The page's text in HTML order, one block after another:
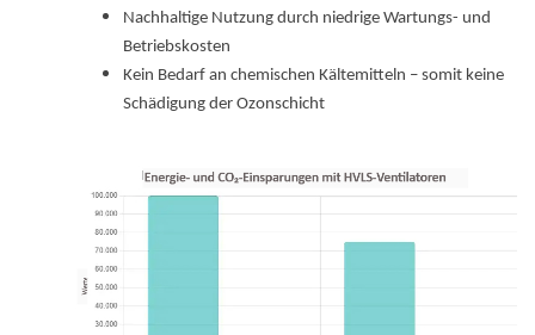
Nachhaltige Nutzung durch niedrige Wartungs- und
Betriebskosten
Kein Bedarf an chemischen Kältemitteln – somit keine
Schädigung der Ozonschicht